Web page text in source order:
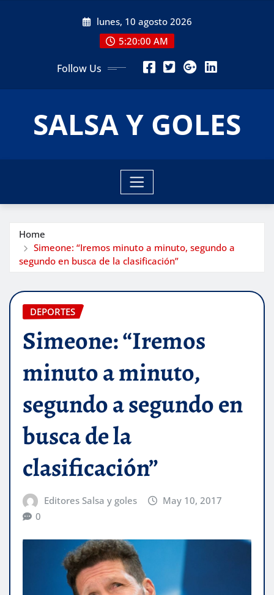
lunes, 10 agosto 2026
5:20:02 AM
Follow Us
SALSA Y GOLES
Home
Simeone: “Iremos minuto a minuto, segundo a
segundo en busca de la clasificación”
DEPORTES
Simeone: “Iremos
minuto a minuto,
segundo a segundo en
busca de la
clasificación”
Editores Salsa y goles
May 10, 2017
0